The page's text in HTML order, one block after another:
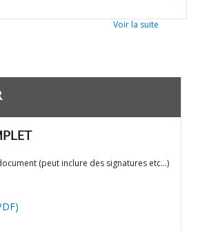
Voir la suite
(peut inclure des signatures etc…)